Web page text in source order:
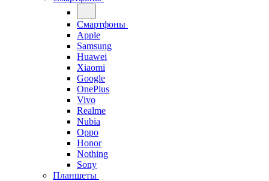
Смартфоны
Apple
Samsung
Huawei
Xiaomi
Google
OnePlus
Vivo
Realme
Nubia
Oppo
Honor
Nothing
Sony
Планшеты